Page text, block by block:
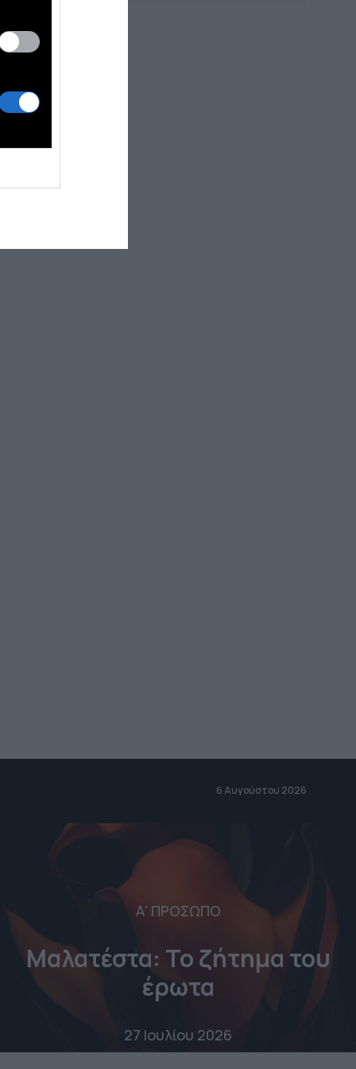
6 Αυγούστου 2026
Α' ΠΡΟΣΩΠΟ
Μαλατέστα: Το ζήτημα του
έρωτα
27 Ιουλίου 2026